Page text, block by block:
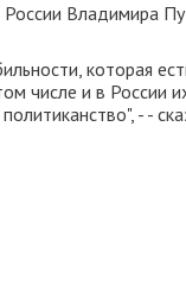
Владимира
которая
числе и в России
- -